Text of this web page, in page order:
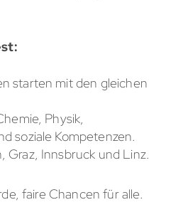
starten mit den gleichen
Physik,
soziale Kompetenzen.
Graz, Innsbruck und Linz.
faire Chancen für alle.